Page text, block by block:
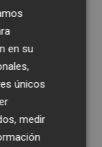
de los
puntos.
pero
de
el trabajo
en su
únicos
medir